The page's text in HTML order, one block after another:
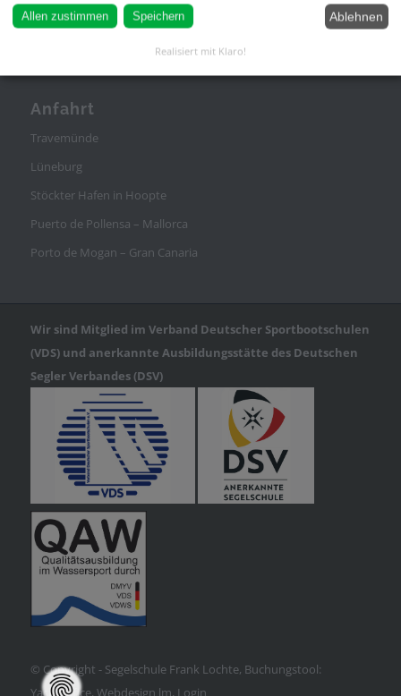
Datenschutz
Anfahrt
Travemünde
Lüneburg
Stöckter Hafen in Hoopte
Puerto de Pollensa – Mallorca
Porto de Mogan – Gran Canaria
Wir sind Mitglied im Verband Deutscher Sportbootschulen
(VDS) und anerkannte Ausbildungsstätte des Deutschen
Segler Verbandes (DSV)
© Copyright - Segelschule Frank Lochte, Buchungstool:
YachtOffice, Webdesign lm, Login
Allen zustimmen Speichern Ablehnen
Realisiert mit Klaro!